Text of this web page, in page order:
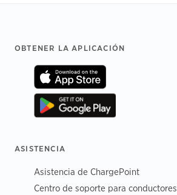
Footer
OBTENER LA APLICACIÓN
ASISTENCIA
Asistencia de ChargePoint
Centro de soporte para conductores